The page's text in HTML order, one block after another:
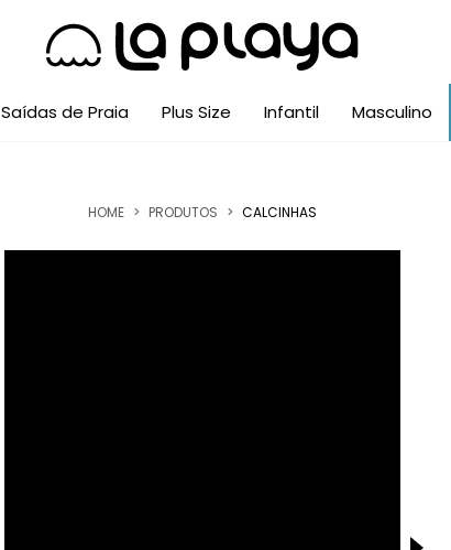
Saídas de Praia Plus Size Infantil Masculino
HOME > PRODUTOS > CALCINHAS